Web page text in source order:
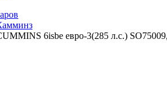
CUMMINS 6isbe евро-3(285 л.с.)